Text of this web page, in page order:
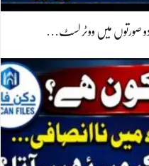
صورتوں میں ووٹر لسٹ…